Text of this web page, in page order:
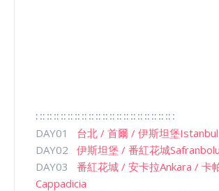
∷∷∷∷∷∷∷∷∷∷∷∷∷∷∷∷∷∷∷∷
DAY01 台北 / 首爾 / 伊斯坦堡Istanbul
DAY02 伊斯坦堡 / 番紅花城Safranbolu
DAY03 番紅花城 / 安卡拉Ankara / 卡
Cappadicia